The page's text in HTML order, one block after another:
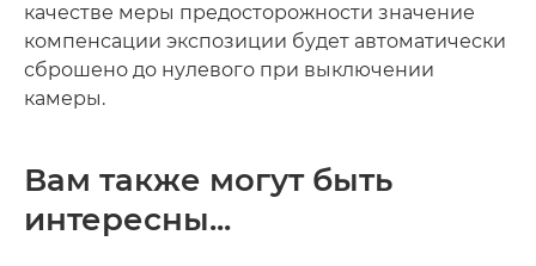
качестве меры предосторожности значение
компенсации экспозиции будет автоматически
сброшено до нулевого при выключении
камеры.
Вам также могут быть
интересны...